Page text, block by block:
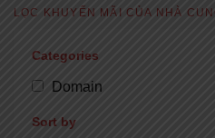
LỌC KHUYẾN MÃI CỦA NHÀ
Categories
Domain
Sort by